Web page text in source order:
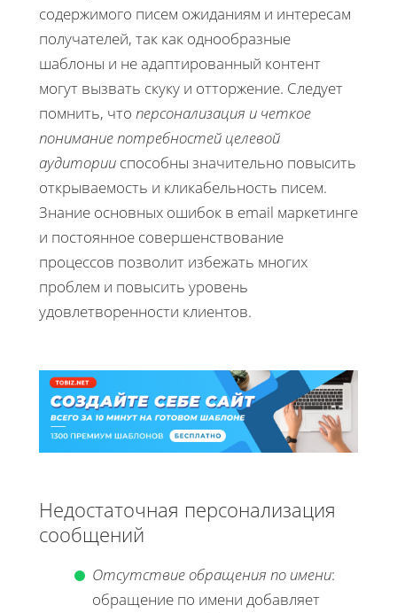
содержимого писем ожиданиям и интересам
получателей, так как однообразные
шаблоны и не адаптированный контент
могут вызвать скуку и отторжение. Следует
помнить, что персонализация и четкое
понимание потребностей целевой
аудитории способны значительно повысить
открываемость и кликабельность писем.
Знание основных ошибок в email маркетинге
и постоянное совершенствование
процессов позволит избежать многих
проблем и повысить уровень
удовлетворенности клиентов.
Недостаточная персонализация
сообщений
Отсутствие обращения по имени:
обращение по имени добавляет